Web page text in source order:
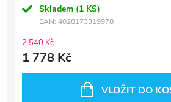
Skladem (1 KS)
EAN: 4028173319978
2 540 Kč
1 778 Kč
VLOŽIT DO